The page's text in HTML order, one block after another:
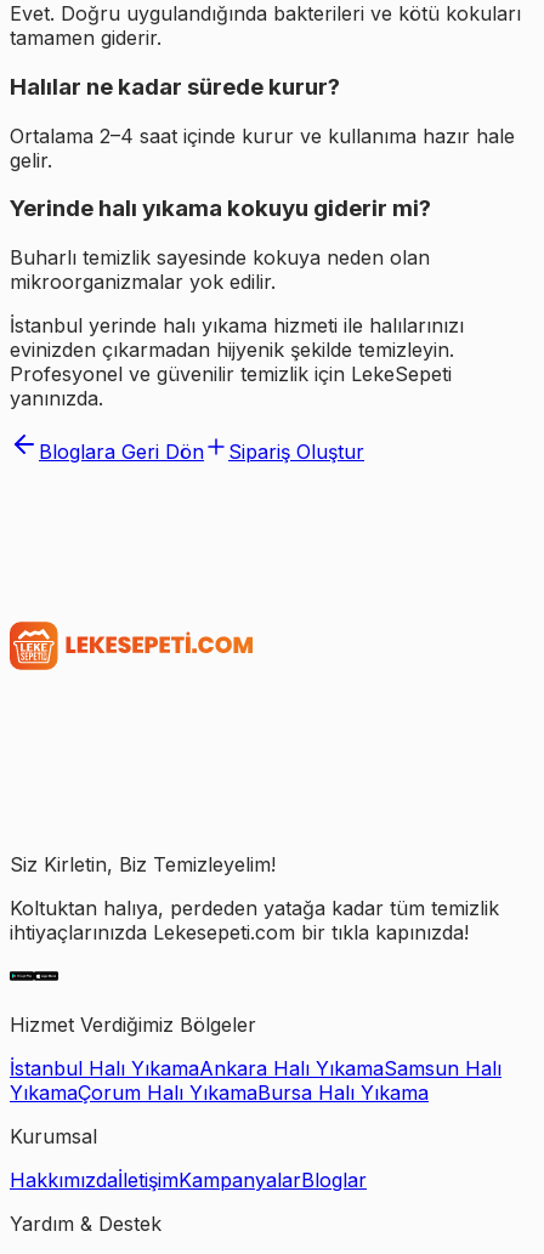
Evet. Doğru uygulandığında bakterileri ve kötü kokuları
tamamen giderir.
Halılar ne kadar sürede kurur?
Ortalama 2–4 saat içinde kurur ve kullanıma hazır hale
gelir.
Yerinde halı yıkama kokuyu giderir mi?
Buharlı temizlik sayesinde kokuya neden olan
mikroorganizmalar yok edilir.
İstanbul yerinde halı yıkama hizmeti ile halılarınızı
evinizden çıkarmadan hijyenik şekilde temizleyin.
Profesyonel ve güvenilir temizlik için LekeSepeti
yanınızda.
Bloglara Geri Dön Sipariş Oluştur
Siz Kirletin, Biz Temizleyelim!
Koltuktan halıya, perdeden yatağa kadar tüm temizlik
ihtiyaçlarınızda Lekesepeti.com bir tıkla kapınızda!
Hizmet Verdiğimiz Bölgeler
İstanbul Halı YıkamaAnkara Halı YıkamaSamsun Halı
YıkamaÇorum Halı YıkamaBursa Halı Yıkama
Kurumsal
HakkımızdaİletişimKampanyalarBloglar
Yardım & Destek